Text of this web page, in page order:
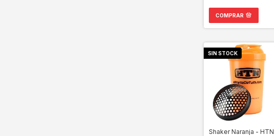
COMPRAR
SIN STOCK
Shaker Naranja - HTN